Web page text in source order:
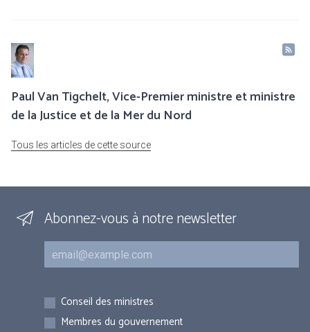
Paul Van Tigchelt, Vice-Premier ministre et ministre
de la Justice et de la Mer du Nord
Tous les articles de cette source
Abonnez-vous à notre newsletter
Courriel
Inscriptions
Conseil des ministres
Membres du gouvernement